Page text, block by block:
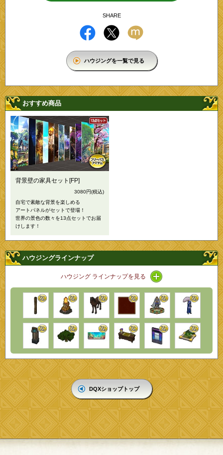
SHARE
ハウジングを一覧で見る
おすすめ商品
背景壁の家具セット[FP]
3080円(税込)
自宅で素敵な背景を楽しめる
アートパネルがセットで登場！
世界の景色の数々を13点セットでお届
けします！
ハウジングラインナップ
ハウジング ラインナップを見る アイコン / ラインナ
DQXショップトップ